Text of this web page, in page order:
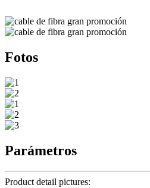
Fotos
Parámetros
Product detail pictures: